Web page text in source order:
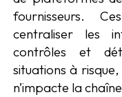
fournisseurs.
centraliser les
contrôles et
situations à risque,
n’impacte la